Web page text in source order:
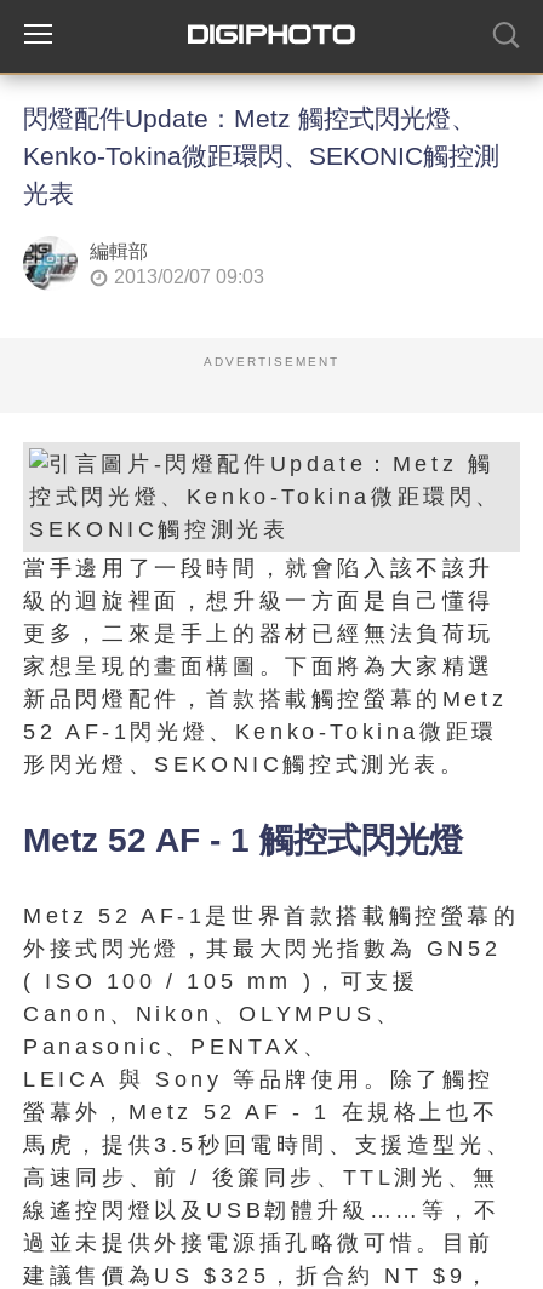
閃燈配件Update：Metz 觸控式閃光燈、
Kenko-Tokina微距環閃、SEKONIC觸控測
光表
編輯部
2013/02/07 09:03
ADVERTISEMENT
當手邊用了一段時間，就會陷入該不該升
級的迴旋裡面，想升級一方面是自己懂得
更多，二來是手上的器材已經無法負荷玩
家想呈現的畫面構圖。下面將為大家精選
新品閃燈配件，首款搭載觸控螢幕的Metz
52 AF-1閃光燈、Kenko-Tokina微距環
形閃光燈、SEKONIC觸控式測光表。
Metz 52 AF - 1觸控式閃光燈
Metz 52 AF-1是世界首款搭載觸控螢幕的
外接式閃光燈，其最大閃光指數為 GN52
( ISO 100 / 105 mm )，可支援
Canon、Nikon、OLYMPUS、
Panasonic、PENTAX、
LEICA 與 Sony 等品牌使用。除了觸控
螢幕外，Metz 52 AF - 1 在規格上也不
馬虎，提供3.5秒回電時間、支援造型光、
高速同步、前 / 後簾同步、TTL測光、無
線遙控閃燈以及USB韌體升級……等，不
過並未提供外接電源插孔略微可惜。目前
建議售價為US $325，折合約 NT $9，